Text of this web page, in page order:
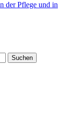
der Pflege und in
Suchen